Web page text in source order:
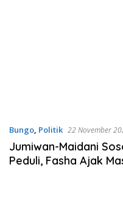
Bungo, Politik 22 November
Jumiwan-Maidani
Peduli, Fasha Ajak